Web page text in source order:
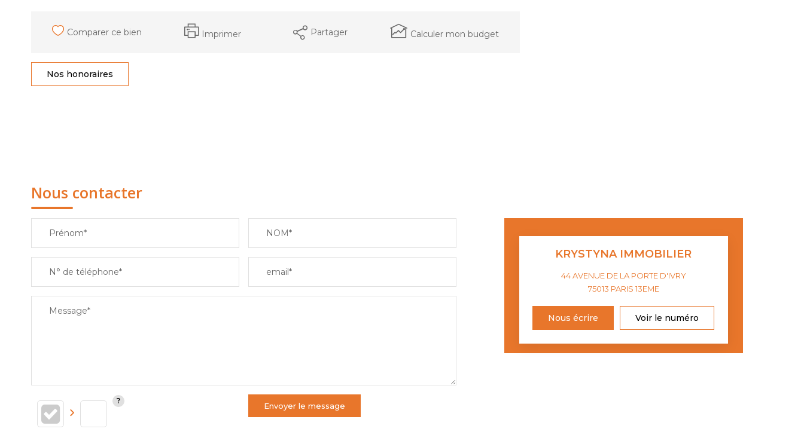
Comparer ce bien Imprimer Partager Calculer mon budget
Nos honoraires
Nous contacter
Prénom* NOM*
N° de téléphone* email*
Message*
Envoyer le message
KRYSTYNA IMMOBILIER
44 AVENUE DE LA PORTE D'IVRY
75013 PARIS 13EME
Nous écrire Voir le numéro